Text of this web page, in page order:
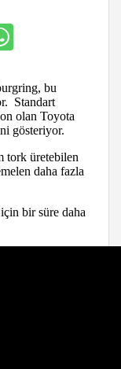
bu
Standart
olan Toyota
gösteriyor.
tork üretebilen
daha fazla
bir süre daha